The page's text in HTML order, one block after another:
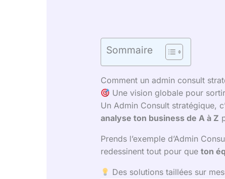
Sommaire
Comment un admin consult
Une vision globale pour
Un Admin Consult stratégique,
analyse ton business de A à Z
Prends l’exemple d’Admin
redessinent tout pour que ton
Des solutions taillées sur